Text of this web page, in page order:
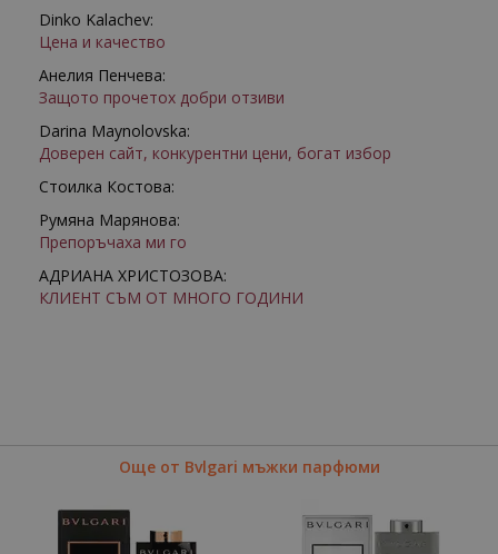
Dinko Kalachev:
Цена и качество
Анелия Пенчева:
Защото прочетох добри отзиви
Darina Maynolovska:
Доверен сайт, конкурентни цени, богат избор
Стоилка Костова:
Румяна Марянова:
Препоръчаха ми го
АДРИАНА ХРИСТОЗОВА:
КЛИЕНТ СЪМ ОТ МНОГО ГОДИНИ
Още от Bvlgari мъжки парфюми